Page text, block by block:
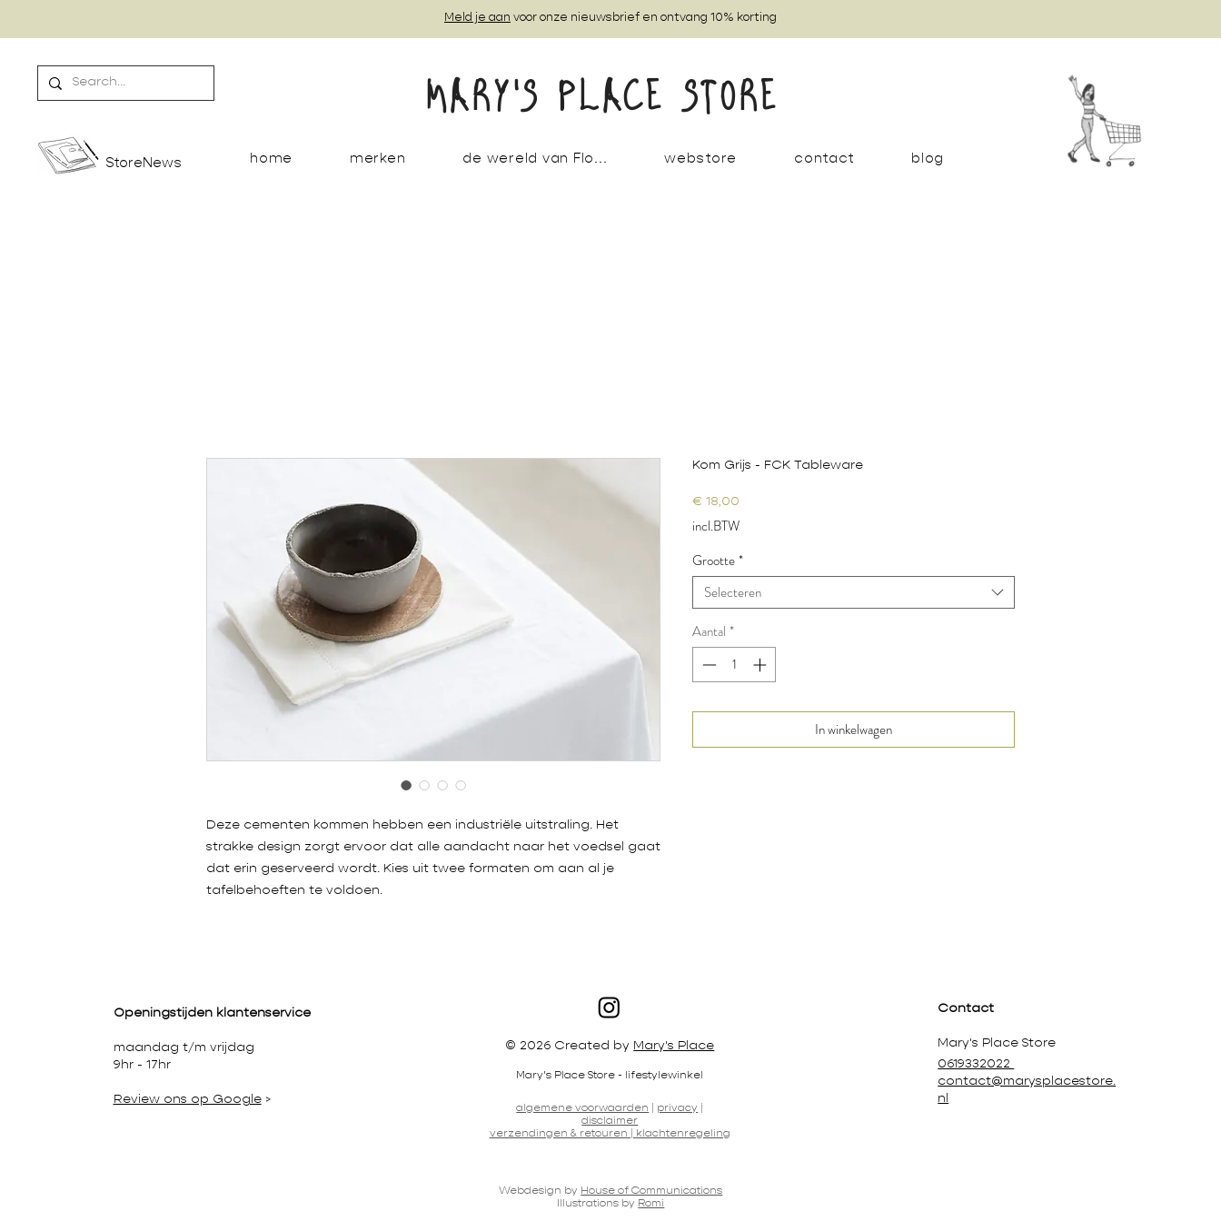
StoreNews
MARY'S PLACE STORE
home merken de wereld van Flo... webstore contact blog
Meld je aan voor onze nieuwsbrief en ontvang 10% korting
Deze cementen kommen hebben een industriële uitstraling. Het
strakke design zorgt ervoor dat alle aandacht naar het voedsel gaat
dat erin geserveerd wordt. Kies uit twee formaten om aan al je
tafelbehoeften te voldoen.
Kom Grijs - FCK Tableware
€ 18,00
incl.BTW
Grootte*
Selecteren
Aantal *
In winkelwagen
Openingstijden klantenservice
maandag t/m vrijdag
9hr - 17hr
Review ons op Google>
© 2026 Created by Mary's Place
Mary's Place Store - lifestylewinkel
Webdesign by House of Communications
Illustrations by Romi
algemene voorwaarden privacy
disclaimer
verzendingen & retouren |
klachtenregeling
Contact
Mary's Place Store
0619332022
contact@marysplacestore.
nl